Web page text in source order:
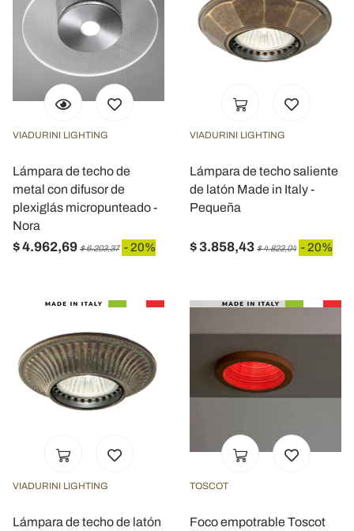
VIADURINI LIGHTING
Lámpara de techo de
metal con difusor de
plexiglás micropunteado -
Nora
$ 4.962,69 $ 6.203,37 - 20%
VIADURINI LIGHTING
Lámpara de techo saliente
de latón Made in Italy -
Pequeña
$ 3.858,43 $ 4.823,04 - 20%
VIADURINI LIGHTING
Lámpara de techo de latón
TOSCOT
Foco empotrable Toscot